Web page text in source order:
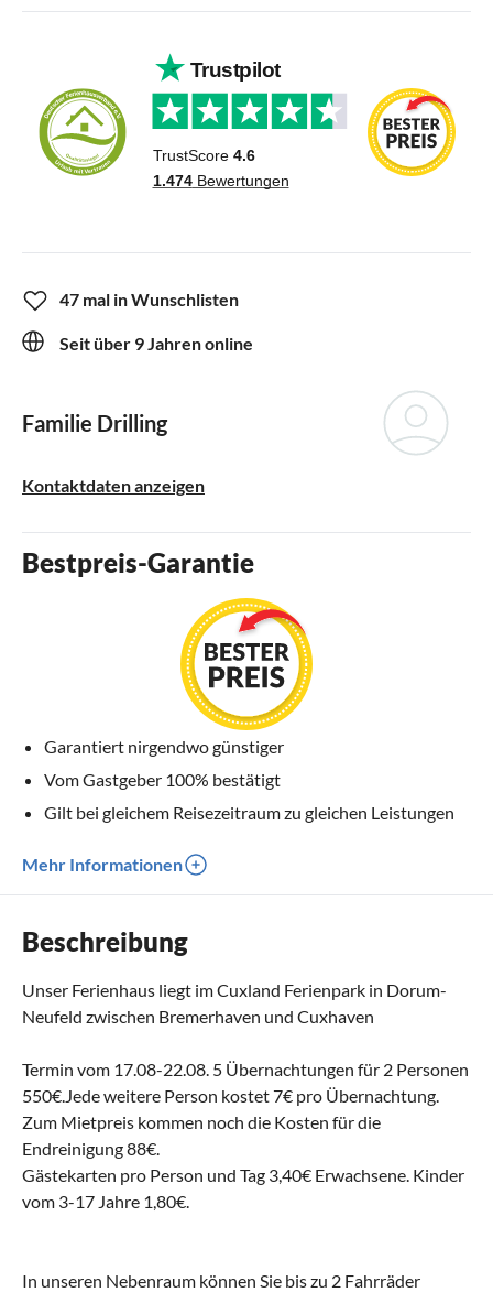
47 mal in Wunschlisten
Seit über 9 Jahren online
Familie Drilling
Kontaktdaten anzeigen
Bestpreis-Garantie
Garantiert nirgendwo günstiger
Vom Gastgeber 100% bestätigt
Gilt bei gleichem Reisezeitraum zu gleichen Leistungen
Mehr Informationen
Beschreibung
Unser Ferienhaus liegt im Cuxland Ferienpark in Dorum-
Neufeld zwischen Bremerhaven und Cuxhaven
Termin vom 17.08-22.08. 5 Übernachtungen für 2 Personen
550€.Jede weitere Person kostet 7€ pro Übernachtung.
Zum Mietpreis kommen noch die Kosten für die
Endreinigung 88€.
Gästekarten pro Person und Tag 3,40€ Erwachsene. Kinder
vom 3-17 Jahre 1,80€.
In unseren Nebenraum können Sie bis zu 2 Fahrräder